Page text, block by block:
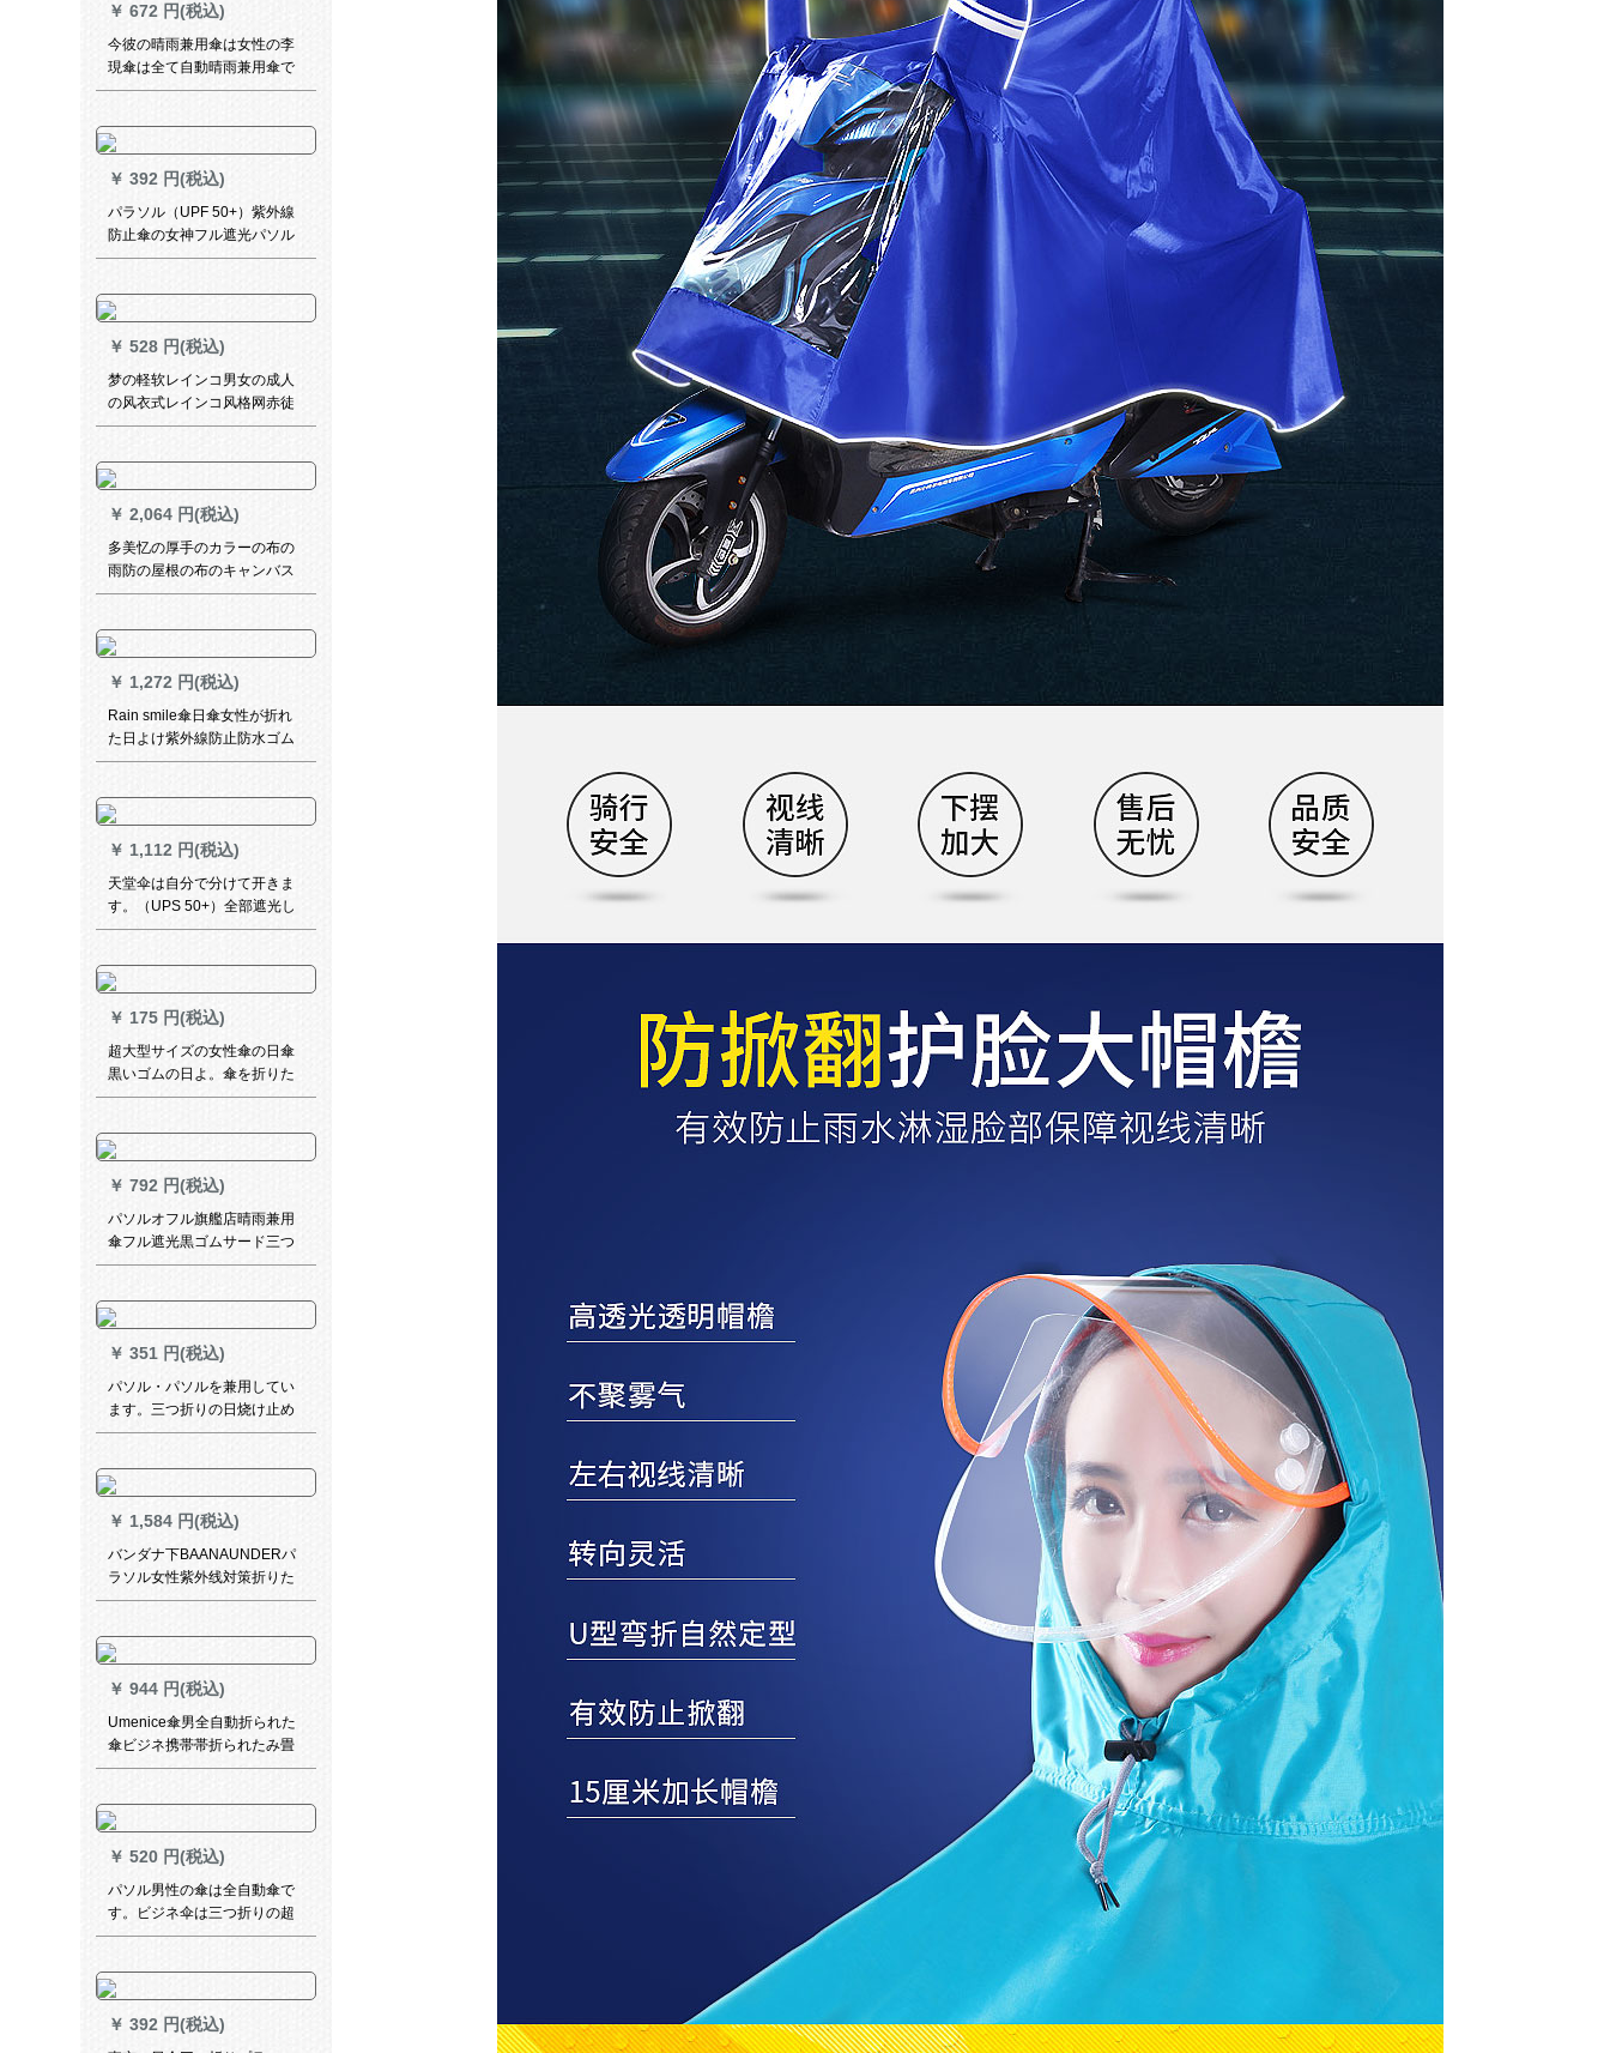
￥ 672 円(税込)
今彼の晴雨兼用傘は女性の李
現傘は全て自動晴雨兼用傘で
す。
￥ 392 円(税込)
パラソル（UPF 50+）紫外線
防止傘の女神フル遮光パソル
小清新三折パソル折りたたみ
寒梅）
￥ 528 円(税込)
梦の軽软レインコ男女の成人
の风衣式レインコ风格网赤徒
歩旅行防水フュージョン连体
エレンウードドドドド/适身身
长155-1555 cm
￥ 2,064 円(税込)
多美忆の厚手のカラーの布の
雨防の屋根の布のキャンバス
のPVC防水の雨幌の布の油布
雨よけの布の6メ-トル*10メ-
トル
￥ 1,272 円(税込)
Rain smile傘日傘女性が折れ
た日よけ紫外線防止防水ゴム
不湿傘ナノメテルは水に濡れ
す。
￥ 1,112 円(税込)
天堂伞は自分で分けて开きま
す。（UPS 50+）全部遮光し
て、黒いゴムムの三つ折りの
鹿はあなたがいます。
￥ 175 円(税込)
超大型サイズの女性傘の日傘
黒いゴムの日よ。傘を折りた
たたたみ傘が紫外線対策傘と
ピンクの10本の直角テープ
（2-3人が使います。）
￥ 792 円(税込)
パソルオフル旗艦店晴雨兼用
傘フル遮光黒ゴムサード三つ
折り印紙サードド望日蓮2〓ピ
￥ 351 円(税込)
パソル・パソルを兼用してい
ます。三つ折りの日烧け止め
です。紫外線対策の傘です。
￥ 1,584 円(税込)
バンダナ下BAANAUNDERパ
ラソル女性紫外线対策折りた
みの伞晴雨兼用ミニブロック
￥ 944 円(税込)
Umenice傘男全自動折られた
傘ビジネ携帯帯折られたみ畳
傘二人の男女は、加固晴雨兼
プレゼ団購入オーダメールド
经典黒（二人）
￥ 520 円(税込)
パソル男性の傘は全自動傘で
す。ビジネ伞は三つ折りの超
軽い折り畳式晴雨兼用伞女性
告伞です。
￥ 392 円(税込)